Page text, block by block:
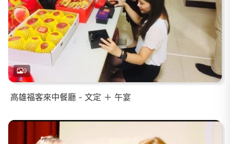
9
高雄福客來中餐廳 - 文定 ＋ 午宴